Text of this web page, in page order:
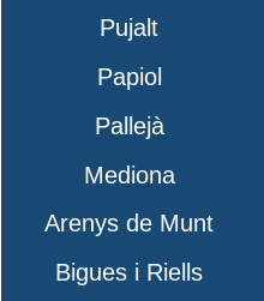
Pujalt
Papiol
Pallejà
Mediona
Arenys de Munt
Bigues i Riells